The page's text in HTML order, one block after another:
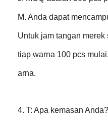
M. Anda dapat
Untuk jam tangan
tiap warna 100 pcs
arna.
4. T: Apa kemasan Anda?